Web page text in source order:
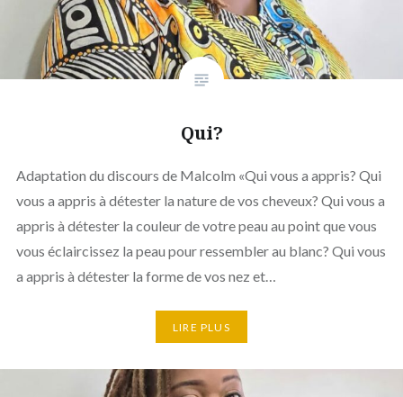
Qui?
Adaptation du discours de Malcolm «Qui vous a appris? Qui
vous a appris à détester la nature de vos cheveux? Qui vous a
appris à détester la couleur de votre peau au point que vous
vous éclaircissez la peau pour ressembler au blanc? Qui vous
a appris à détester la forme de vos nez et…
LIRE PLUS